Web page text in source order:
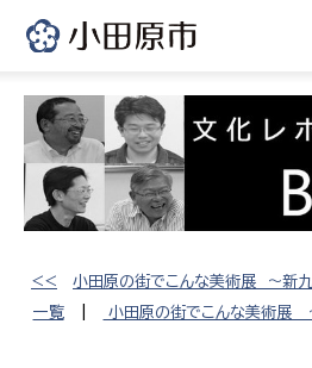
<< 小田原の街でこんな美術展 〜新
一覧| 小田原の街でこんな美術展